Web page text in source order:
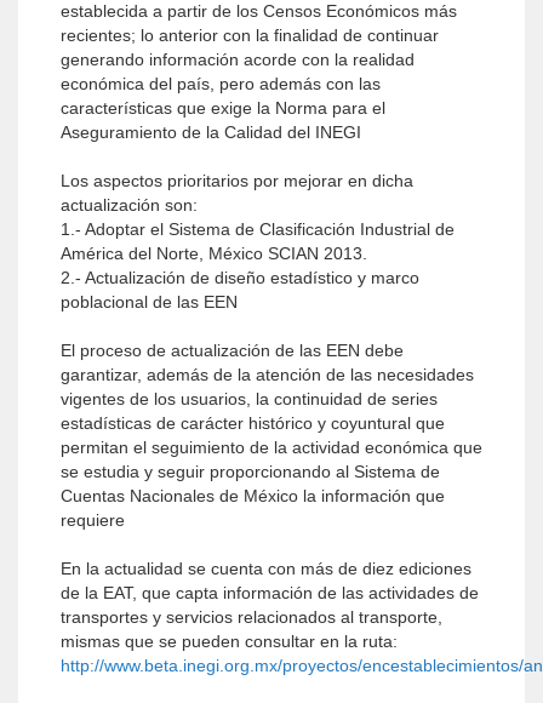
establecida a partir de los Censos Económicos más
recientes; lo anterior con la finalidad de continuar
generando información acorde con la realidad
económica del país, pero además con las
características que exige la Norma para el
Aseguramiento de la Calidad del INEGI
Los aspectos prioritarios por mejorar en dicha
actualización son:
1.- Adoptar el Sistema de Clasificación Industrial de
América del Norte, México SCIAN 2013.
2.- Actualización de diseño estadístico y marco
poblacional de las EEN
El proceso de actualización de las EEN debe
garantizar, además de la atención de las necesidades
vigentes de los usuarios, la continuidad de series
estadísticas de carácter histórico y coyuntural que
permitan el seguimiento de la actividad económica que
se estudia y seguir proporcionando al Sistema de
Cuentas Nacionales de México la información que
requiere
En la actualidad se cuenta con más de diez ediciones
de la EAT, que capta información de las actividades de
transportes y servicios relacionados al transporte,
mismas que se pueden consultar en la ruta:
http://www.beta.inegi.org.mx/proyectos/encestablecimientos/